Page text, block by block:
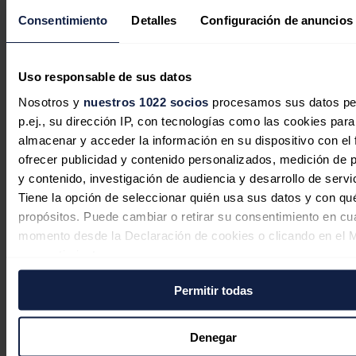
Consentimiento Detalles Configuración de anuncios
Uso responsable de sus datos
Nosotros y nuestros 1022 socios procesamos sus datos
p.ej., su dirección IP, con tecnologías como las cookies para
almacenar y acceder la información en su dispositivo con el
ofrecer publicidad y contenido personalizados, medición de
y contenido, investigación de audiencia y desarrollo de
Tiene la opción de seleccionar quién usa sus datos y con
propósitos. Puede cambiar o retirar su consentimiento en
momento desde la Declaración de cookies o clicando en el
Si lo permite, también quisiéramos:
Recopilar información sobre su ubicación geográfica
puede tener una precisión de varios metros
Identificar su dispositivo analizándolo activamente
Permitir todas
Denegar
Iberdrola invertirá 526 millones para
modernizar las redes eléctricas del
Distrito Federal de Brasil
Redacción07/08/2026
Iberdrola | bp pulse cierran
financiación por hasta 230 millones
para acelerar su plan de movilidad